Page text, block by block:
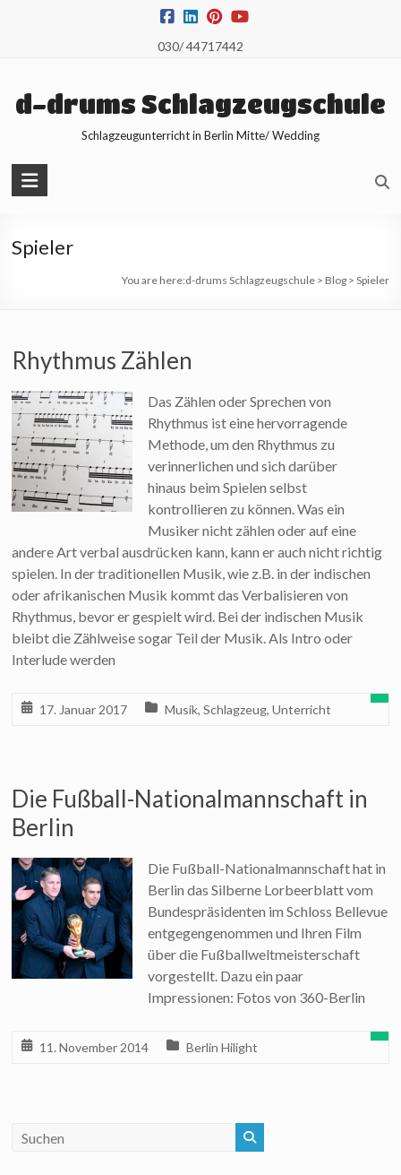
030/ 44717442
d-drums Schlagzeugschule
Schlagzeugunterricht in Berlin Mitte/ Wedding
Spieler
You are here:d-drums Schlagzeugschule> Blog> Spieler
Rhythmus Zählen
Das Zählen oder Sprechen von
Rhythmus ist eine hervorragende
Methode, um den Rhythmus zu
verinnerlichen und sich darüber
hinaus beim Spielen selbst
kontrollieren zu können. Was ein
Musiker nicht zählen oder auf eine
andere Art verbal ausdrücken kann, kann er auch nicht richtig
spielen. In der traditionellen Musik, wie z.B. in der indischen
oder afrikanischen Musik kommt das Verbalisieren von
Rhythmus, bevor er gespielt wird. Bei der indischen Musik
bleibt die Zählweise sogar Teil der Musik. Als Intro oder
Interlude werden
17. Januar 2017 Musik,Schlagzeug,Unterricht
Die Fußball-Nationalmannschaft in
Berlin
Die Fußball-Nationalmannschaft hat in
Berlin das Silberne Lorbeerblatt vom
Bundespräsidenten im Schloss Bellevue
entgegengenommen und Ihren Film
über die Fußballweltmeisterschaft
vorgestellt. Dazu ein paar
Impressionen: Fotos von 360-Berlin
11. November 2014 Berlin Hilight